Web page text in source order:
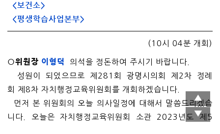
<보건소>
<평생학습사업본부>
(10시 04분 개회)
○위원장 이형덕
의석을 정돈하여 주시기 바랍니다.
성원이 되었으므로 제281회 광명시의회 제2차 정례
회 제8차 자치행정교육위원회를 개회하겠습니다.
먼저 본 위원회의 오늘 의사일정에 대해서 말씀드리겠습
니다. 오늘은 자치행정교육위원회 소관 2023년도 제5